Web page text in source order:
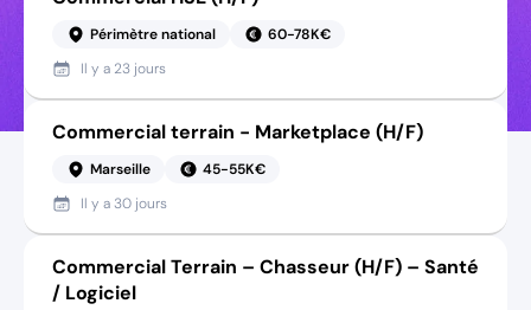
Périmètre national
60-78K€
Il y a 23 jours
Commercial terrain - Marketplace (H/F)
Marseille
45-55K€
Il y a 30 jours
Commercial Terrain – Chasseur (H/F) – Santé
/ Logiciel